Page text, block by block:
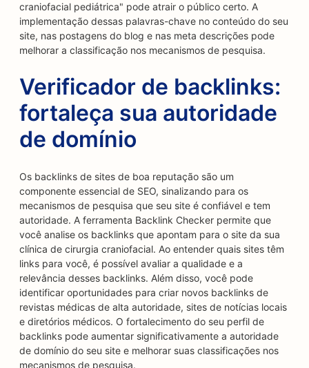
craniofacial pediátrica" pode atrair o público certo. A
implementação dessas palavras-chave no conteúdo do seu
site, nas postagens do blog e nas meta descrições pode
melhorar a classificação nos mecanismos de pesquisa.
Verificador de backlinks:
fortaleça sua autoridade
de domínio
Os backlinks de sites de boa reputação são um
componente essencial de SEO, sinalizando para os
mecanismos de pesquisa que seu site é confiável e tem
autoridade. A ferramenta Backlink Checker permite que
você analise os backlinks que apontam para o site da sua
clínica de cirurgia craniofacial. Ao entender quais sites têm
links para você, é possível avaliar a qualidade e a
relevância desses backlinks. Além disso, você pode
identificar oportunidades para criar novos backlinks de
revistas médicas de alta autoridade, sites de notícias locais
e diretórios médicos. O fortalecimento do seu perfil de
backlinks pode aumentar significativamente a autoridade
de domínio do seu site e melhorar suas classificações nos
mecanismos de pesquisa.